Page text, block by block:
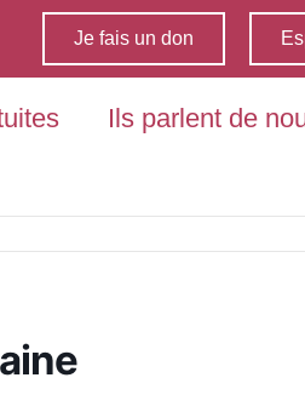
Je fais un don
Ils parlent de